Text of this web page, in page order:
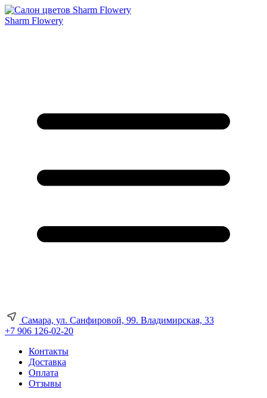
Sharm Flowery
Самара, ул. Санфировой, 99. Владимирская, 33
+7 906 126-02-20
Контакты
Доставка
Оплата
Отзывы